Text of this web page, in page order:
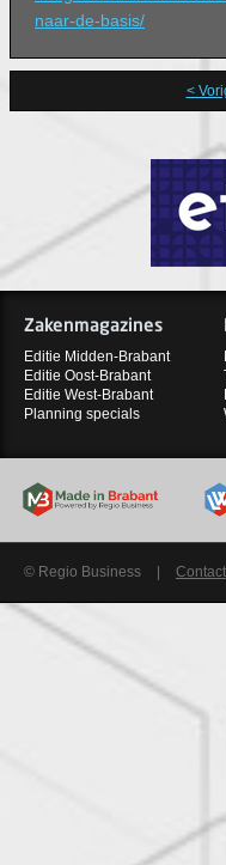
naar-de-basis/
<
Zakenmagazines
Editie Midden-Brabant
Editie Oost-Brabant
Editie West-Brabant
Planning specials
© Regio Business Contact